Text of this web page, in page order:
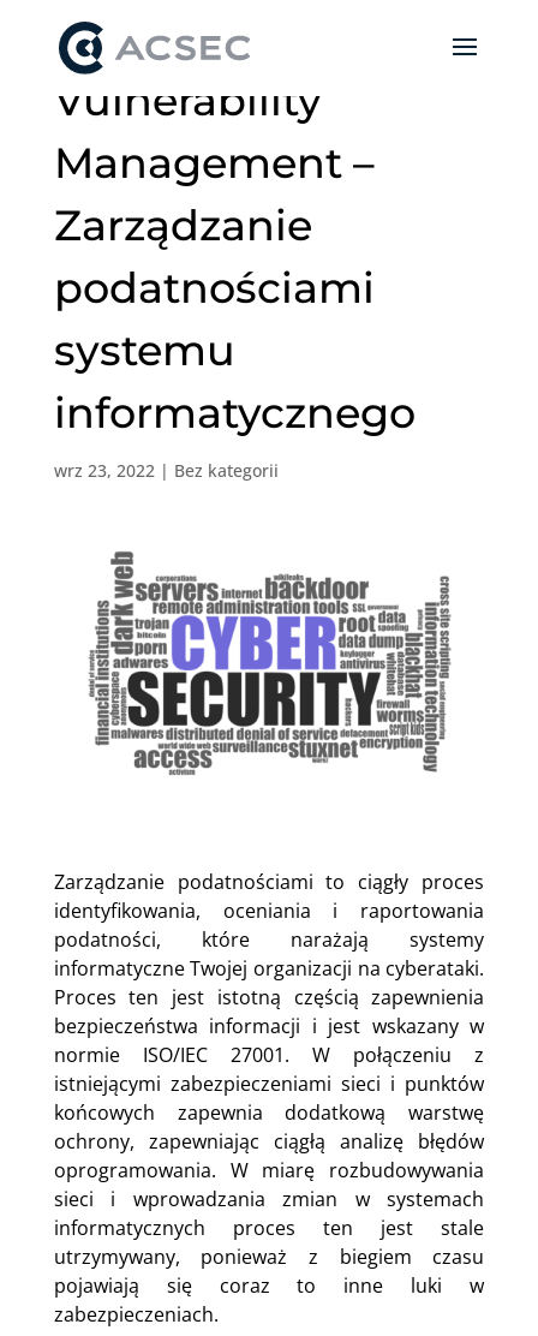
Vulnerability
Management –
Zarządzanie
podatnościami
systemu
informatycznego
wrz 23, 2022| Bez kategorii
Zarządzanie podatnościami to ciągły proces
identyfikowania, oceniania i raportowania
podatności, które narażają systemy
informatyczne Twojej organizacji na cyberataki.
Proces ten jest istotną częścią zapewnienia
bezpieczeństwa informacji i jest wskazany w
normie ISO/IEC 27001. W połączeniu z
istniejącymi zabezpieczeniami sieci i punktów
końcowych zapewnia dodatkową warstwę
ochrony, zapewniając ciągłą analizę błędów
oprogramowania. W miarę rozbudowywania
sieci i wprowadzania zmian w systemach
informatycznych proces ten jest stale
utrzymywany, ponieważ z biegiem czasu
pojawiają się coraz to inne luki w
zabezpieczeniach.